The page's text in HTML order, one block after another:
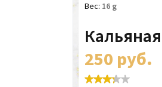
Вес 16 g
250 руб.